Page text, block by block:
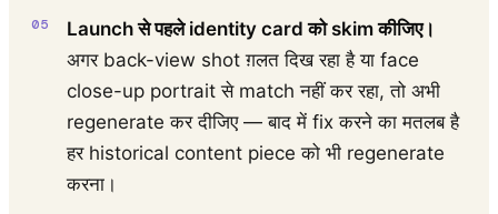
Launch से पहले identity card को skim कीजिए।
अगर back-view shot ग़लत दिख रहा है या face
close-up portrait से match नहीं कर रहा, तो अभी
regenerate कर दीजिए — बाद में fix करने का मतलब है
हर historical content piece को भी regenerate
करना।